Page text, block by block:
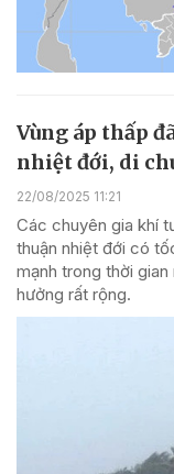
Vùng áp thấp
nhiệt đới, di
22/08/2025 11:21
Các chuyên gia khí
thuận nhiệt đới có
mạnh trong thời
hưởng rất rộng.